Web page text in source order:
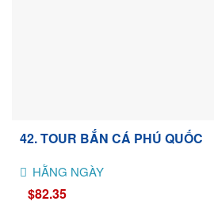
42. TOUR BẮN CÁ PHÚ QUỐC
HẰNG NGÀY
$82.35